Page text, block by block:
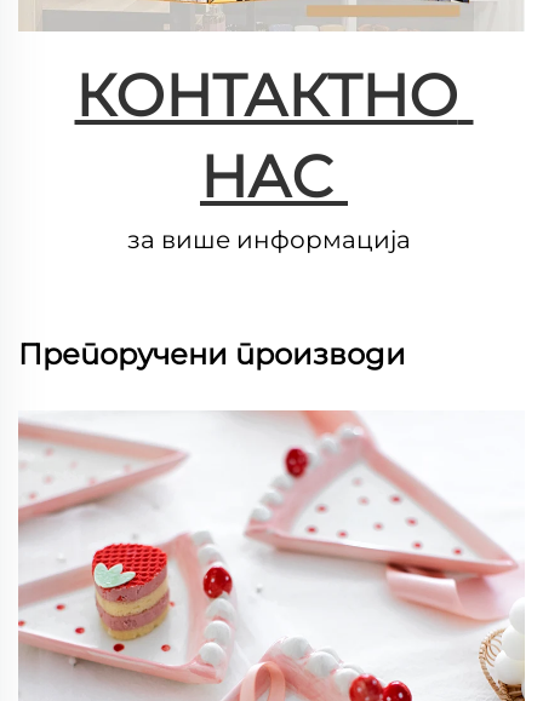
КОНТАКТНО
НАС
за више информација
Препоручени производи